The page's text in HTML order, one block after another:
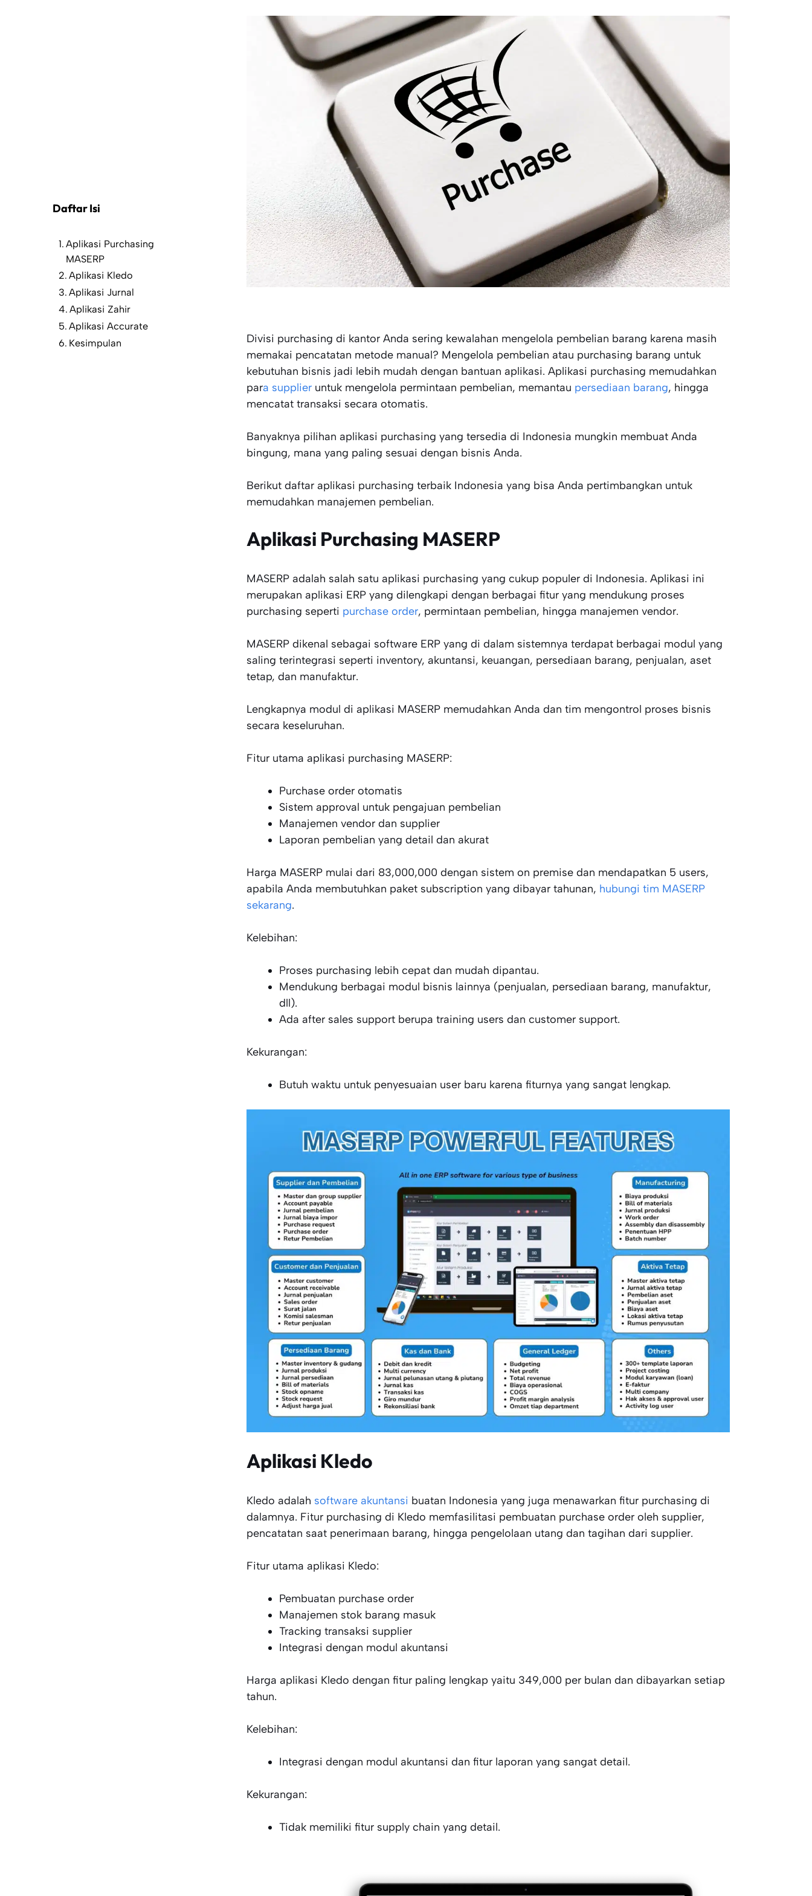
Divisi purchasing di kantor Anda sering kewalahan mengelola pembelian barang karena masih
memakai pencatatan metode manual? Mengelola pembelian atau purchasing barang untuk
kebutuhan bisnis jadi lebih mudah dengan bantuan aplikasi. Aplikasi purchasing memudahkan
para supplier untuk mengelola permintaan pembelian, memantau persediaan barang, hingga
mencatat transaksi secara otomatis.
Banyaknya pilihan aplikasi purchasing yang tersedia di Indonesia mungkin membuat Anda
bingung, mana yang paling sesuai dengan bisnis Anda.
Berikut daftar aplikasi purchasing terbaik Indonesia yang bisa Anda pertimbangkan untuk
memudahkan manajemen pembelian.
Aplikasi Purchasing MASERP
MASERP adalah salah satu aplikasi purchasing yang cukup populer di Indonesia. Aplikasi ini
merupakan aplikasi ERP yang dilengkapi dengan berbagai fitur yang mendukung proses
purchasing seperti purchase order, permintaan pembelian, hingga manajemen vendor.
MASERP dikenal sebagai software ERP yang di dalam sistemnya terdapat berbagai modul yang
saling terintegrasi seperti inventory, akuntansi, keuangan, persediaan barang, penjualan, aset
tetap, dan manufaktur.
Lengkapnya modul di aplikasi MASERP memudahkan Anda dan tim mengontrol proses bisnis
secara keseluruhan.
Fitur utama aplikasi purchasing MASERP:
Purchase order otomatis
Sistem approval untuk pengajuan pembelian
Manajemen vendor dan supplier
Laporan pembelian yang detail dan akurat
Harga MASERP mulai dari 83,000,000 dengan sistem on premise dan mendapatkan 5 users,
apabila Anda membutuhkan paket subscription yang dibayar tahunan, hubungi tim MASERP
sekarang.
Kelebihan:
Proses purchasing lebih cepat dan mudah dipantau.
Mendukung berbagai modul bisnis lainnya (penjualan, persediaan barang, manufaktur,
dll).
Ada after sales support berupa training users dan customer support.
Kekurangan:
Butuh waktu untuk penyesuaian user baru karena fiturnya yang sangat lengkap.
Aplikasi Kledo
Kledo adalah software akuntansi buatan Indonesia yang juga menawarkan fitur purchasing di
dalamnya. Fitur purchasing di Kledo memfasilitasi pembuatan purchase order oleh supplier,
pencatatan saat penerimaan barang, hingga pengelolaan utang dan tagihan dari supplier.
Fitur utama aplikasi Kledo:
Pembuatan purchase order
Manajemen stok barang masuk
Tracking transaksi supplier
Integrasi dengan modul akuntansi
Harga aplikasi Kledo dengan fitur paling lengkap yaitu 349,000 per bulan dan dibayarkan setiap
tahun.
Kelebihan:
Integrasi dengan modul akuntansi dan fitur laporan yang sangat detail.
Kekurangan:
Tidak memiliki fitur supply chain yang detail.
Daftar Isi
Aplikasi Purchasing
MASERP
Aplikasi Kledo
Aplikasi Jurnal
Aplikasi Zahir
Aplikasi Accurate
Kesimpulan